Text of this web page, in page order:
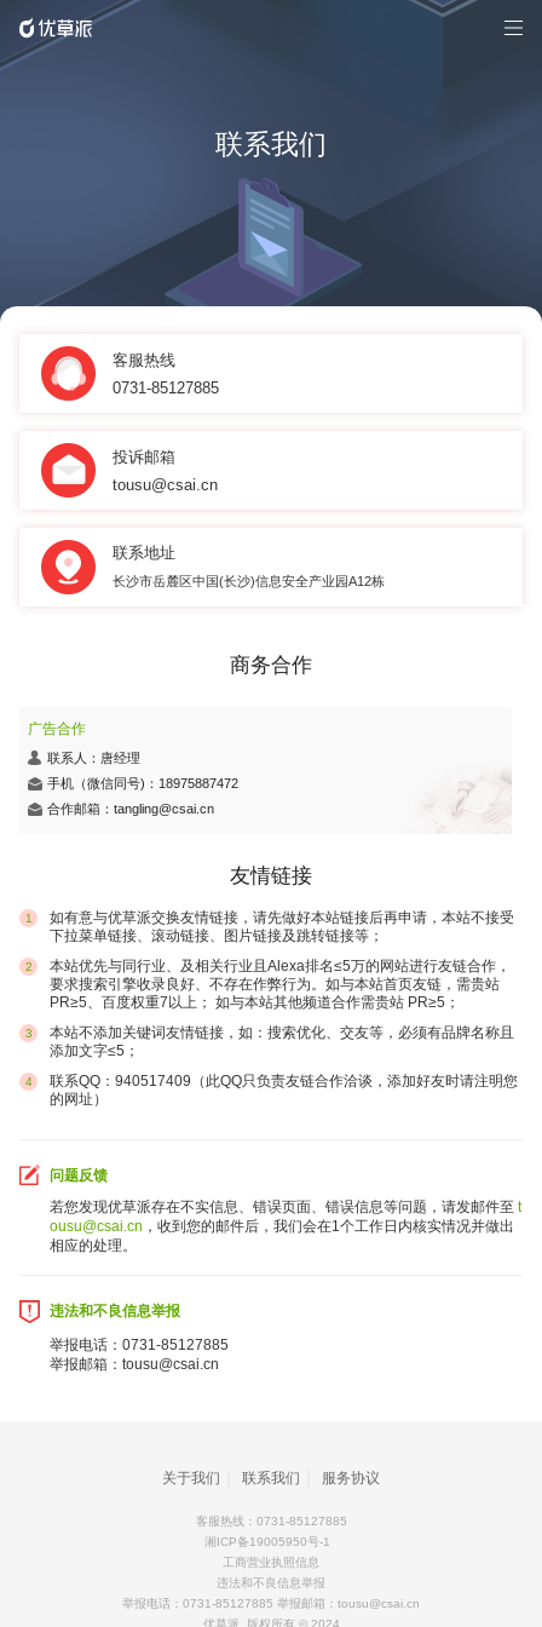
联系我们
客服热线
0731-85127885
投诉邮箱
tousu@csai.cn
联系地址
长沙市岳麓区中国(长沙)信息安全产业园A12栋
商务合作
广告合作
联系人：唐经理
手机（微信同号)：18975887472
合作邮箱：tangling@csai.cn
友情链接
1
如有意与优草派交换友情链接，请先做好本站链接后再申请，本站不接受
下拉菜单链接、滚动链接、图片链接及跳转链接等；
2
本站优先与同行业、及相关行业且Alexa排名≤5万的网站进行友链合作，
要求搜索引擎收录良好、不存在作弊行为。如与本站首页友链，需贵站
PR≥5、百度权重7以上； 如与本站其他频道合作需贵站 PR≥5；
3
本站不添加关键词友情链接，如：搜索优化、交友等，必须有品牌名称且
添加文字≤5；
4
联系QQ：940517409（此QQ只负责友链合作洽谈，添加好友时请注明您
的网址）
问题反馈
若您发现优草派存在不实信息、错误页面、错误信息等问题，请发邮件至 t
ousu@csai.cn ，收到您的邮件后，我们会在1个工作日内核实情况并做出
违法和不良信息举报
举报电话：0731-85127885
举报邮箱：tousu@csai.cn
关于我们 联系我们 服务协议
客服热线：0731-85127885
湘ICP备19005950号-1
工商营业执照信息
违法和不良信息举报
举报电话：0731-85127885 举报邮箱：tousu@csai.cn
优草派 版权所有 © 2024